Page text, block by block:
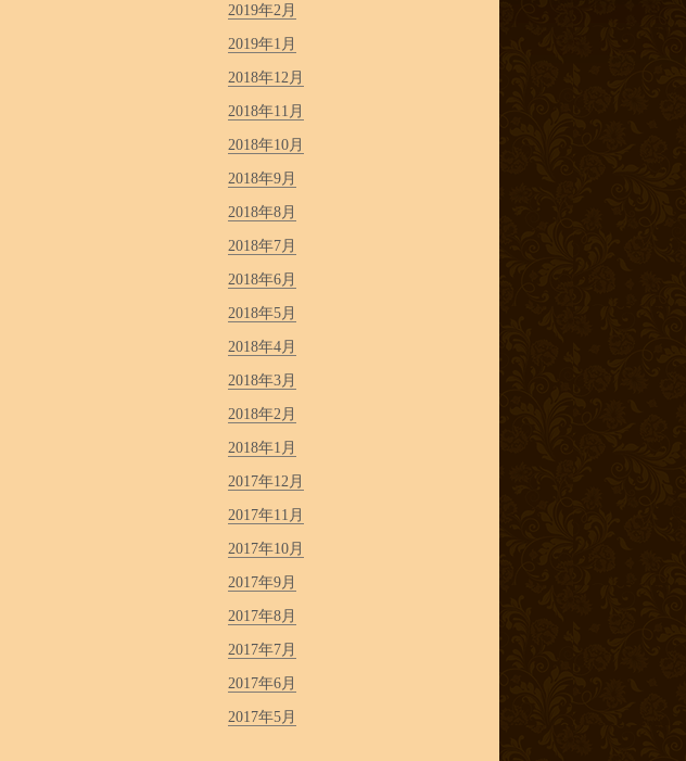
2019年2月
2019年1月
2018年12月
2018年11月
2018年10月
2018年9月
2018年8月
2018年7月
2018年6月
2018年5月
2018年4月
2018年3月
2018年2月
2018年1月
2017年12月
2017年11月
2017年10月
2017年9月
2017年8月
2017年7月
2017年6月
2017年5月